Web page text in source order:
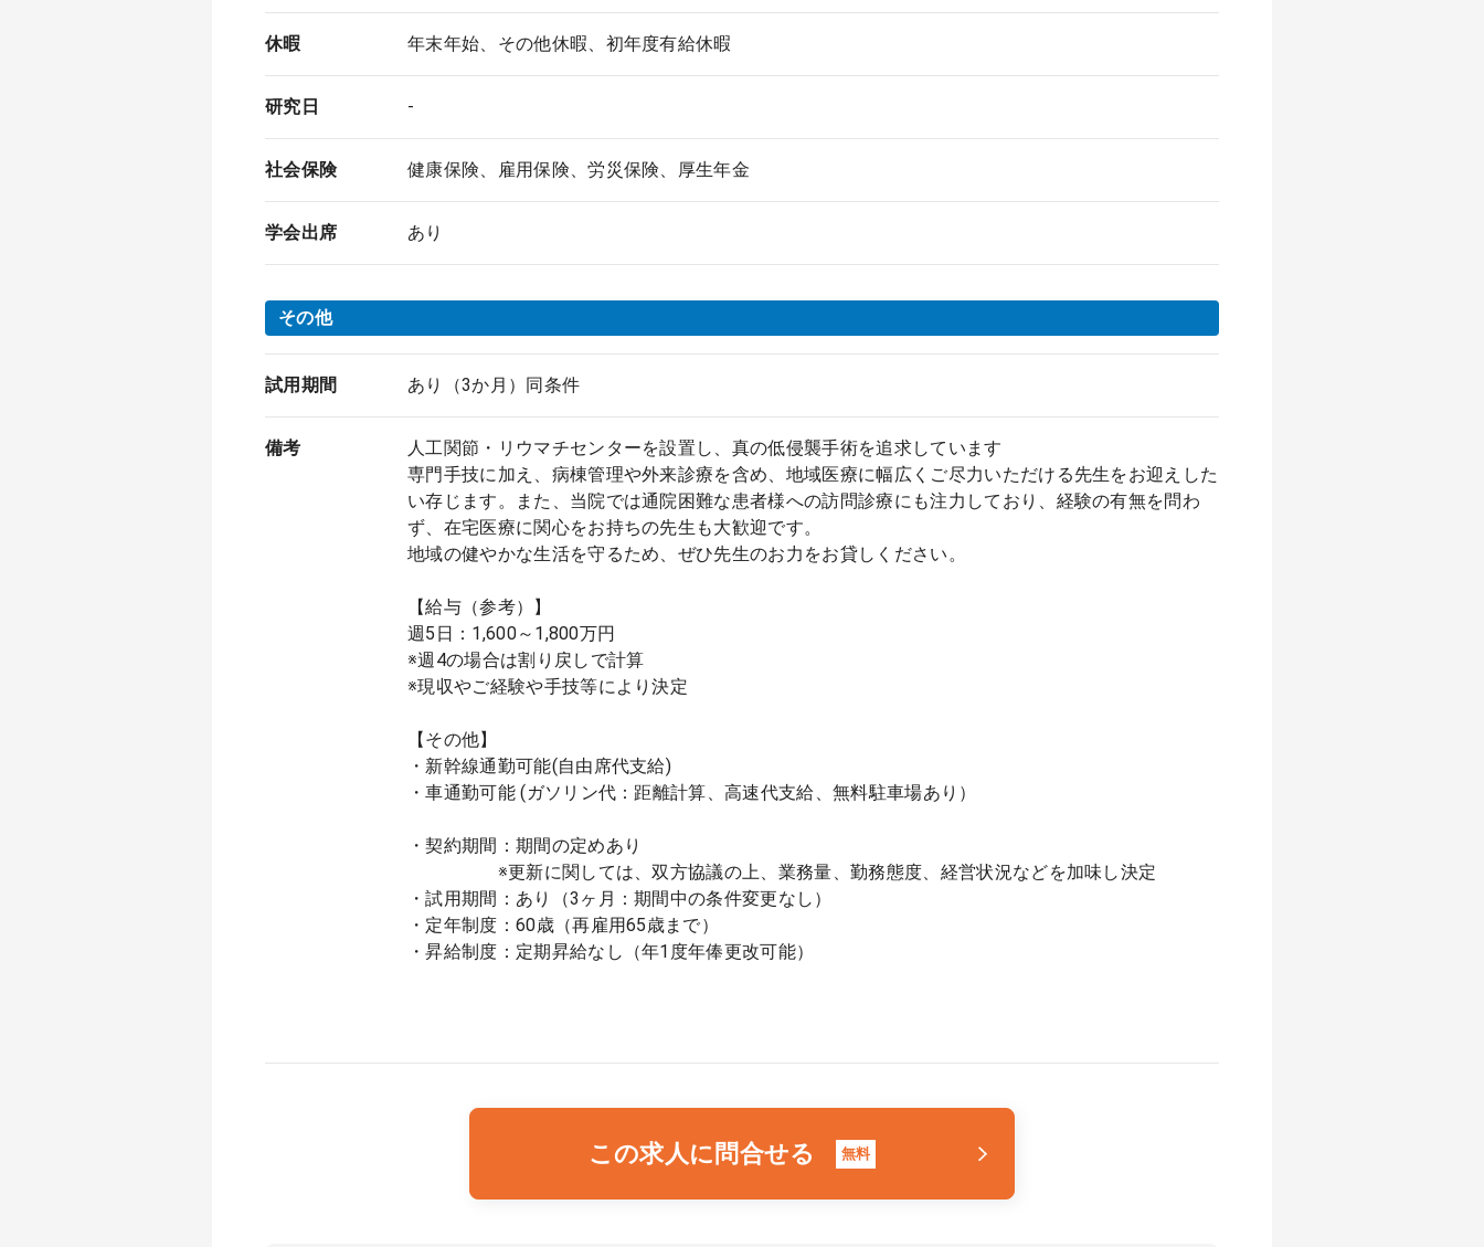
休暇 年末年始、その他休暇、初年度有給休暇
研究日 -
社会保険 健康保険、雇用保険、労災保険、厚生年金
学会出席 あり
その他
試用期間 あり（3か月）同条件
備考
人工関節・リウマチセンターを設置し、真の低侵襲手術を追求しています
専門手技に加え、病棟管理や外来診療を含め、地域医療に幅広くご尽力いただける先生をお迎えした
い存じます。また、当院では通院困難な患者様への訪問診療にも注力しており、経験の有無を問わ
ず、在宅医療に関心をお持ちの先生も大歓迎です。
地域の健やかな生活を守るため、ぜひ先生のお力をお貸しください。
【給与（参考）】
週5日：1,600～1,800万円
※週4の場合は割り戻しで計算
※現収やご経験や手技等により決定
【その他】
・新幹線通勤可能(自由席代支給)
・車通勤可能 (ガソリン代：距離計算、高速代支給、無料駐車場あり）
・契約期間：期間の定めあり
※更新に関しては、双方協議の上、業務量、勤務態度、経営状況などを加味し決定
・試用期間：あり（3ヶ月：期間中の条件変更なし）
・定年制度：60歳（再雇用65歳まで）
・昇給制度：定期昇給なし（年1度年俸更改可能）
この求人に問合せる 無料